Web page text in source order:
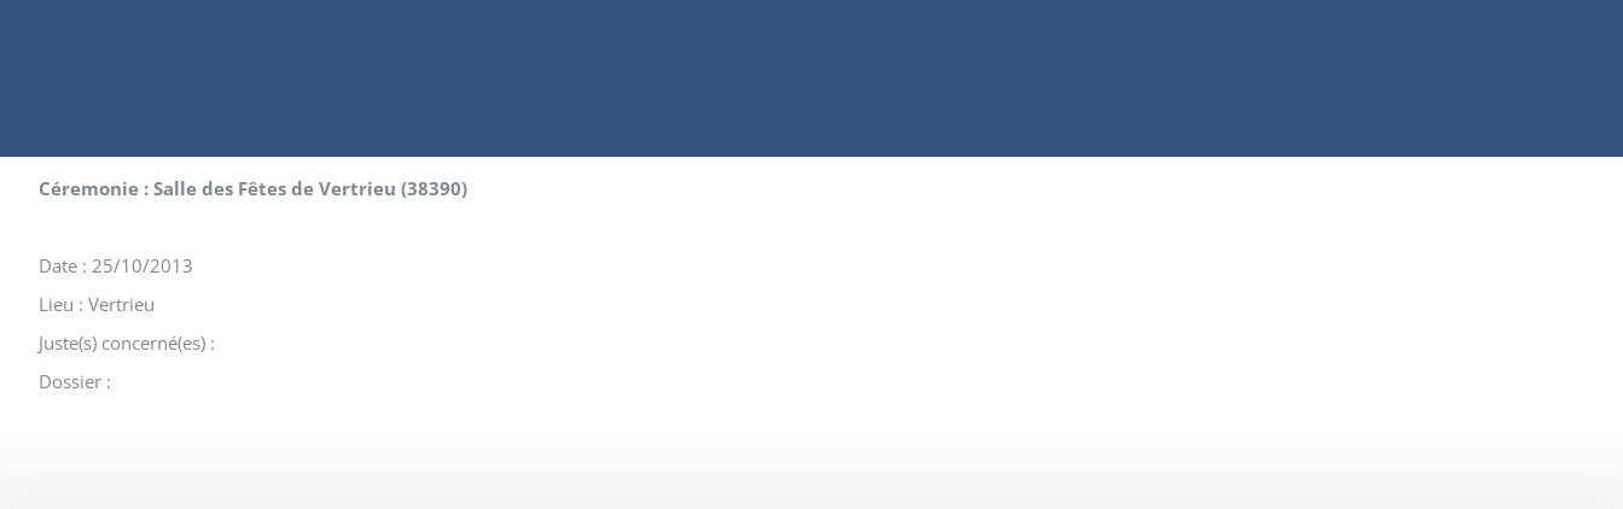
Céremonie : Salle des Fêtes de Vertrieu (38390)
Date : 25/10/2013
Lieu : Vertrieu
Juste(s) concerné(es) :
Dossier :